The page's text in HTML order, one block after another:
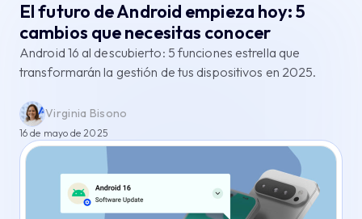
El futuro de Android empieza hoy: 5
cambios que necesitas conocer
Android 16 al descubierto: 5 funciones estrella que
transformarán la gestión de tus dispositivos en 2025.
Virginia Bisono
16 de mayo de 2025